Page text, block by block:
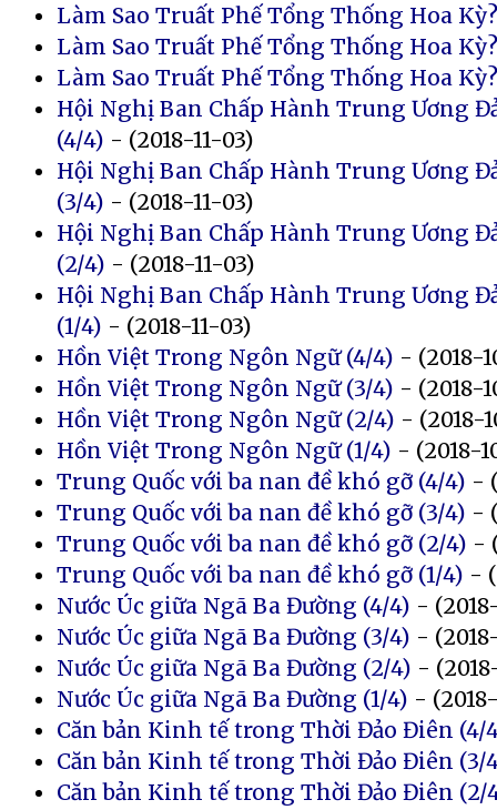
Làm Sao Truất Phế Tổng Thống Hoa
Làm Sao Truất Phế Tổng Thống Hoa
Làm Sao Truất Phế Tổng Thống Hoa
Hội Nghị Ban Chấp Hành Trung Ương
(4/4) - (2018-11-03)
Hội Nghị Ban Chấp Hành Trung Ương
(3/4) - (2018-11-03)
Hội Nghị Ban Chấp Hành Trung Ương
(2/4) - (2018-11-03)
Hội Nghị Ban Chấp Hành Trung Ương
(1/4) - (2018-11-03)
Hồn Việt Trong Ngôn Ngữ (4/4) - (2018-
Hồn Việt Trong Ngôn Ngữ (3/4) - (2018-
Hồn Việt Trong Ngôn Ngữ (2/4) - (2018-
Hồn Việt Trong Ngôn Ngữ (1/4) - (2018-
Trung Quốc với ba nan đề khó gỡ (4/4) -
Trung Quốc với ba nan đề khó gỡ (3/4) -
Trung Quốc với ba nan đề khó gỡ (2/4) -
Trung Quốc với ba nan đề khó gỡ (1/4) -
Nước Úc giữa Ngã Ba Đường (4/4) -
Nước Úc giữa Ngã Ba Đường (3/4) -
Nước Úc giữa Ngã Ba Đường (2/4) -
Nước Úc giữa Ngã Ba Đường (1/4) -
Căn bản Kinh tế trong Thời Đảo Điên (4/
Căn bản Kinh tế trong Thời Đảo Điên (3/
Căn bản Kinh tế trong Thời Đảo Điên (2/